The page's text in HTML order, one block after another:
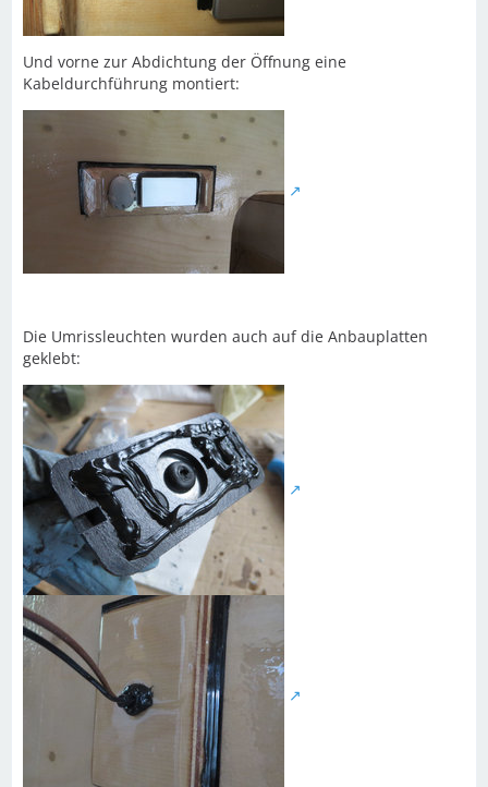
Und vorne zur Abdichtung der Öffnung eine
Kabeldurchführung montiert:
Die Umrissleuchten wurden auch auf die Anbauplatten
geklebt: